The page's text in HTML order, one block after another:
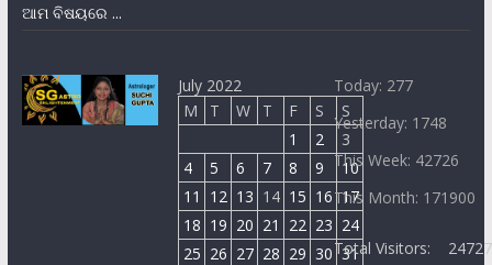
ଆମ ବିଷୟରେ ...
July 2022
M
T W T F S
S
1
2
3
4
5 6 7 8 9
10
11
12 13 14 15 16 17
18 19 20 21 22 23 24
25 26 27 28 29 30 31
Today: 277
Yesterday: 1748
This Week: 42726
This Month: 171900
Total Visitors: